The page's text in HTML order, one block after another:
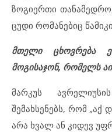
ზოგიერთი
ცუდი რომანებიც
მთელი ცხოვრება
მოგისაჯონ, რომელს
მარკუს
შემახსენებს, რომ „აქ
არა ხვალ ან კიდევ